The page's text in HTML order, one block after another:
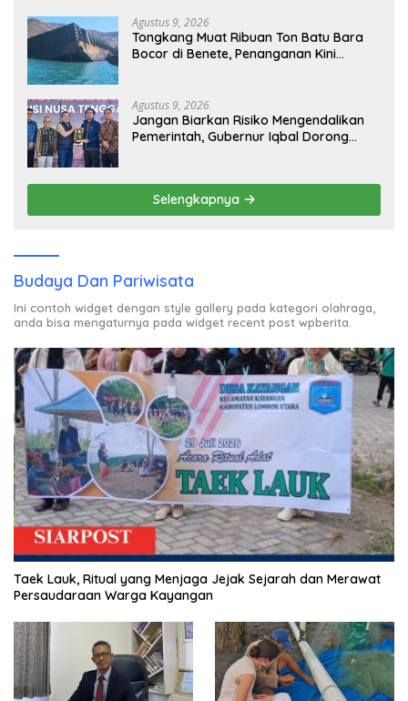
Agustus 9, 2026
Tongkang Muat Ribuan Ton Batu Bara
Bocor di Benete, Penanganan Kini
Agustus 9, 2026
Jangan Biarkan Risiko Mengendalikan
Pemerintah, Gubernur Iqbal Dorong
Selengkapnya
Budaya Dan Pariwisata
Ini contoh widget dengan style gallery pada kategori olahraga,
anda bisa mengaturnya pada widget recent post wpberita.
Taek Lauk, Ritual yang Menjaga Jejak Sejarah dan Merawat
Persaudaraan Warga Kayangan